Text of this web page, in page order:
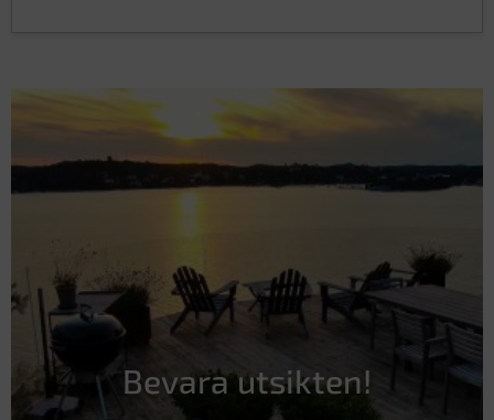
Bevara utsikten!